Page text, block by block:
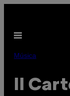
contenuto
Apri
Música
Il